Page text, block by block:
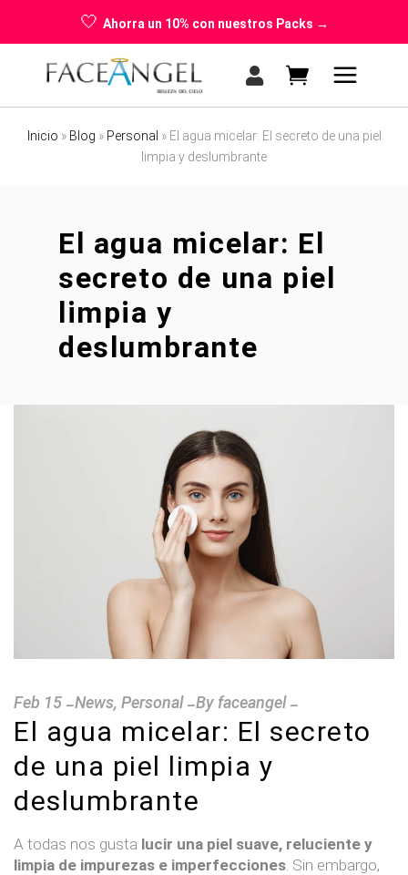
🤍 Ahorra un 10% con nuestros Packs →
No products in the cart.
Inicio » Blog » Personal » El agua micelar: El secreto de una piel
limpia y deslumbrante
El agua micelar: El
secreto de una piel
limpia y
deslumbrante
Feb 15 News, Personal By faceangel
El agua micelar: El secreto
de una piel limpia y
deslumbrante
A todas nos gusta lucir una piel suave, reluciente y
limpia de impurezas e imperfecciones . Sin embargo,